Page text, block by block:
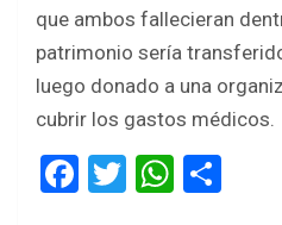
que ambos fallecieran
patrimonio sería
luego donado a una
cubrir los gastos médicos.
F
T
W